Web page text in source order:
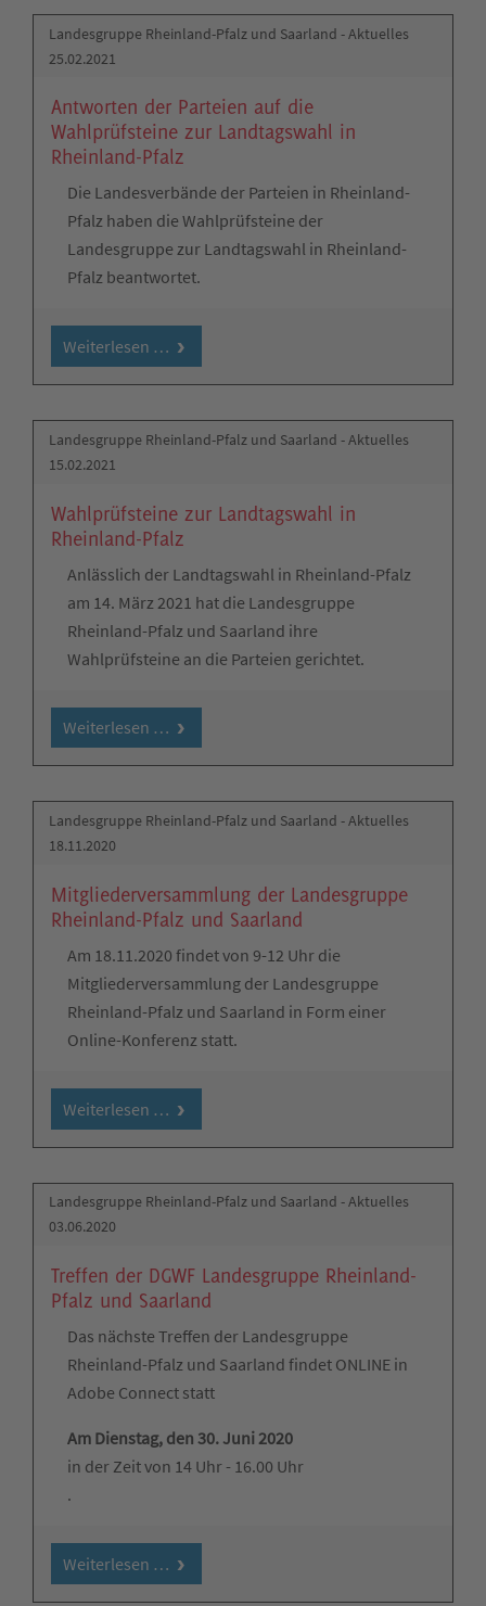
Landesgruppe Rheinland-Pfalz und Saarland - Aktuelles
25.02.2021
Antworten der Parteien auf die
Wahlprüfsteine zur Landtagswahl in
Rheinland-Pfalz
Die Landesverbände der Parteien in Rheinland-
Pfalz haben die Wahlprüfsteine der
Landesgruppe zur Landtagswahl in Rheinland-
Pfalz beantwortet.
Weiterlesen …
Landesgruppe Rheinland-Pfalz und Saarland - Aktuelles
15.02.2021
Wahlprüfsteine zur Landtagswahl in
Rheinland-Pfalz
Anlässlich der Landtagswahl in Rheinland-Pfalz
am 14. März 2021 hat die Landesgruppe
Rheinland-Pfalz und Saarland ihre
Wahlprüfsteine an die Parteien gerichtet.
Weiterlesen …
Landesgruppe Rheinland-Pfalz und Saarland - Aktuelles
18.11.2020
Mitgliederversammlung der Landesgruppe
Rheinland-Pfalz und Saarland
Am 18.11.2020 findet von 9-12 Uhr die
Mitgliederversammlung der Landesgruppe
Rheinland-Pfalz und Saarland in Form einer
Online-Konferenz statt.
Weiterlesen …
Landesgruppe Rheinland-Pfalz und Saarland - Aktuelles
03.06.2020
Treffen der DGWF Landesgruppe Rheinland-
Pfalz und Saarland
Das nächste Treffen der Landesgruppe
Rheinland-Pfalz und Saarland findet ONLINE in
Adobe Connect statt
Am Dienstag, den 30. Juni 2020
in der Zeit von 14 Uhr - 16.00 Uhr
.
Weiterlesen …